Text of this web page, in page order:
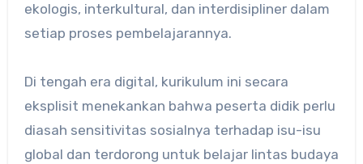
ekologis, interkultural, dan interdisipliner dalam
setiap proses pembelajarannya.
Di tengah era digital, kurikulum ini secara
eksplisit menekankan bahwa peserta didik perlu
diasah sensitivitas sosialnya terhadap isu-isu
global dan terdorong untuk belajar lintas budaya